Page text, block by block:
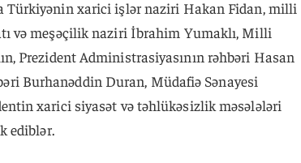
Türkiyənin xarici işlər naziri Hakan Fidan, milli
və meşəçilik naziri İbrahim Yumaklı, Milli
Prezident Administrasiyasının rəhbəri Hasan
Burhanəddin Duran, Müdafiə Sənayesi
xarici siyasət və təhlükəsizlik məsələləri
ediblər.